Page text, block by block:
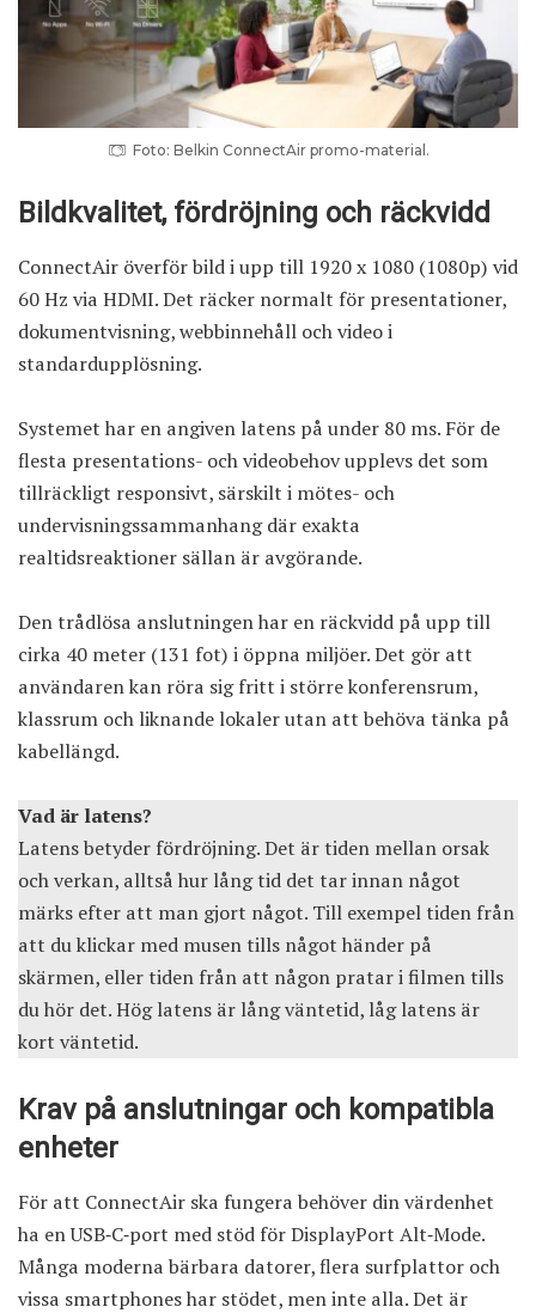
Foto: Belkin ConnectAir promo-material.
Bildkvalitet, fördröjning och räckvidd
ConnectAir överför bild i upp till 1920 x 1080 (1080p) vid
60 Hz via HDMI. Det räcker normalt för presentationer,
dokumentvisning, webbinnehåll och video i
standardupplösning.
Systemet har en angiven latens på under 80 ms. För de
flesta presentations- och videobehov upplevs det som
tillräckligt responsivt, särskilt i mötes- och
undervisningssammanhang där exakta
realtidsreaktioner sällan är avgörande.
Den trådlösa anslutningen har en räckvidd på upp till
cirka 40 meter (131 fot) i öppna miljöer. Det gör att
användaren kan röra sig fritt i större konferensrum,
klassrum och liknande lokaler utan att behöva tänka på
kabellängd.
Vad är latens?
Latens betyder fördröjning. Det är tiden mellan orsak
och verkan, alltså hur lång tid det tar innan något
märks efter att man gjort något. Till exempel tiden från
att du klickar med musen tills något händer på
skärmen, eller tiden från att någon pratar i filmen tills
du hör det. Hög latens är lång väntetid, låg latens är
kort väntetid.
Krav på anslutningar och kompatibla
enheter
För att ConnectAir ska fungera behöver din värdenhet
ha en USB‑C‑port med stöd för DisplayPort Alt‑Mode.
Många moderna bärbara datorer, flera surfplattor och
vissa smartphones har stödet, men inte alla. Det är